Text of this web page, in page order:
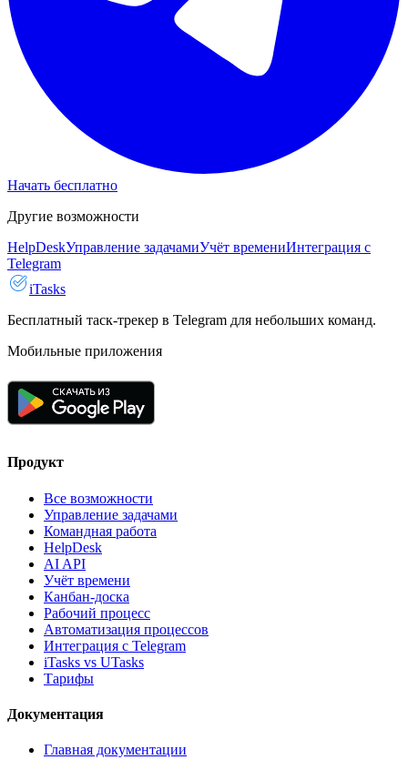
Начать бесплатно
Другие возможности
HelpDeskУправление задачамиУчёт времениИнтеграция с
Telegram
iTasks
Бесплатный таск-трекер в Telegram для небольших команд.
Мобильные приложения
Продукт
Все возможности
Управление задачами
Командная работа
HelpDesk
AI API
Учёт времени
Канбан-доска
Рабочий процесс
Автоматизация процессов
Интеграция с Telegram
iTasks vs UTasks
Тарифы
Документация
Главная документации